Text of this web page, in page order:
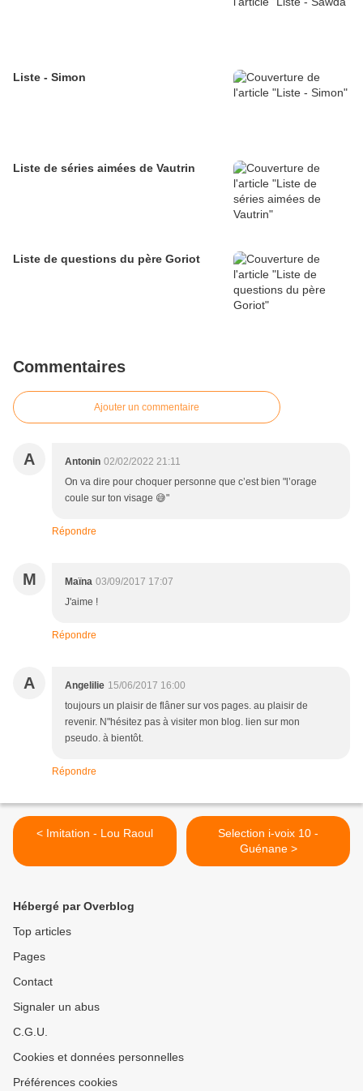
Liste - Simon
Liste de séries aimées de Vautrin
Liste de questions du père Goriot
Commentaires
Ajouter un commentaire
A Antonin 02/02/2022 21:11
On va dire pour choquer personne que c’est bien "l’orage
coule sur ton visage 😅"
Répondre
M Maïna 03/09/2017 17:07
J'aime !
Répondre
A Angelilie 15/06/2017 16:00
toujours un plaisir de flâner sur vos pages. au plaisir de
revenir. N"hésitez pas à visiter mon blog. lien sur mon
pseudo. à bientôt.
Répondre
< Imitation - Lou Raoul
Selection i-voix 10 -
Guénane >
Hébergé par Overblog
Top articles
Pages
Contact
Signaler un abus
C.G.U.
Cookies et données personnelles
Préférences cookies